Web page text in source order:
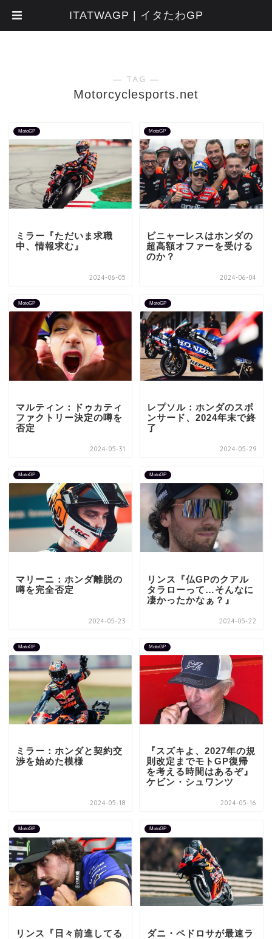
― TAG ―
Motorcyclesports.net
MotoGP
ミラー『ただいま求職
中、情報求む』
2024-06-05
MotoGP
ビニャーレスはホンダの
超高額オファーを受ける
のか？
2024-06-04
MotoGP
マルティン：ドゥカティ
ファクトリー決定の噂を
否定
2024-05-31
MotoGP
レプソル：ホンダのスポ
ンサード、2024年末で終
了
2024-05-29
MotoGP
マリーニ：ホンダ離脱の
噂を完全否定
2024-05-23
MotoGP
リンス『仏GPのクアル
タラローって…そんなに
凄かったかなぁ？』
2024-05-22
MotoGP
ミラー：ホンダと契約交
渉を始めた模様
2024-05-18
MotoGP
『スズキよ、2027年の規
則改定までモトGP復帰
を考える時間はあるぞ』
ケビン・シュワンツ
2024-05-16
MotoGP
リンス『日々前進してる
MotoGP
ダニ・ペドロサが最速ラ
ITATWAGP | イタたわGP